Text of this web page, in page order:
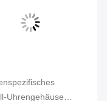
Uhrengehäuse